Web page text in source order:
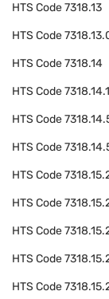
HTS Code7318.13
HTS Code
HTS Code7318.14
HTS Code
HTS Code
HTS Code
HTS Code
HTS Code
HTS Code
HTS Code
HTS Code